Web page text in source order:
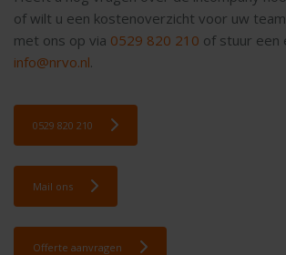
of wilt u een kostenoverzicht voor uw
met ons op via 0529 820 210 of stuur een
info@nrvo.nl.
0529 820 210
Mail ons
Offerte aanvragen